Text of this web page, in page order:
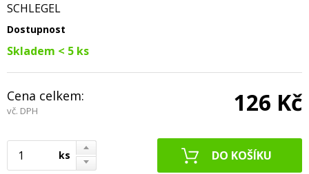
SCHLEGEL
Dostupnost
Skladem < 5 ks
Cena celkem:
vč. DPH 126 Kč
ks